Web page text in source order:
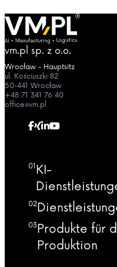
vm.pl sp. z o.o.
Wrocław - Hauptsitz
ul. Kościuszki 82
50-441 Wrocław
+48 71 341 76 40
office@vm.pl
01 KI-
02
03Produkte für
Produktion